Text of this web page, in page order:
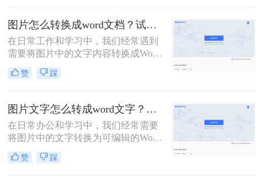
把图片转换成电子版文档呢？本文将
详细介绍几种将图片转换成电子版文
档的方法，帮助您轻松实现这一转换
过程。
图片怎么转换成word文档？试试这四个方法！
在日常工作和学习中，我们经常遇到
需要将图片中的文字内容转换成Word
文档的情况。这可能是因为图片中的
信息需要编辑、修改或进一步处理，
效。幸运的是，随着技术的发展，现
在有多种方法可以将图片转换成Word
文档，让这一过程变得简单快捷。本
文将为您详细介绍图片怎么转换成
word文档，包括使用OCR技术、在线
转换工具、桌面软件以及手机应用等
赞 踩
图片文字怎么转成word文字？教你两个方法免费转换！
在日常办公和学习中，我们经常需要
将图片中的文字转换为可编辑的Word
文档。这一需求在资料整理、笔记制
作以及信息提取等场景中尤为常见。
赞 踩